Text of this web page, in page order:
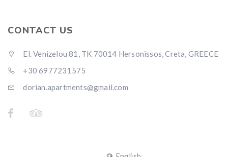
CONTACT US
El. Venizelou 81, TK 70014 Hersonissos, Creta, GREECE
+30 6977231575
dorian.apartments@gmail.com